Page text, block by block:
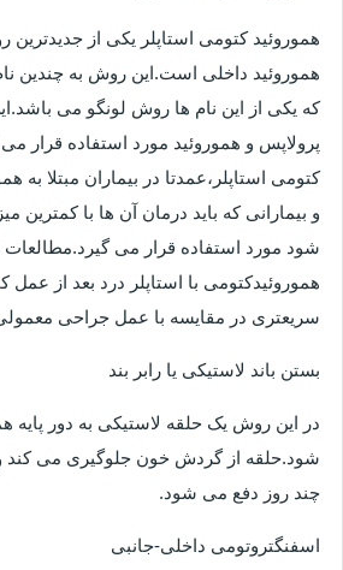
هموروئید کتومی استاپلر یکی از جدیدترین
هموروئید داخلی است.این روش به چندین
که یکی از این نام ها روش لونگو می
پرولاپس و هموروئید مورد استفاده قرار می
و بیمارانی که باید درمان آن ها با
شود مورد استفاده قرار می گیرد.مطالعات
هموروئیدکتومی با استاپلر درد بعد از عمل
سریعتری در مقایسه با عمل جراحی
بستن باند لاستیکی یا رابر بند
در این روش یک حلقه لاستیکی به دور پایه
شود.حلقه از گردش خون جلوگیری می کند و
چند روز دفع می شود.
اسفنگتروتومی داخلی-جانبی